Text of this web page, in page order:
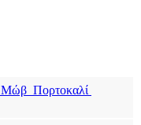
Μώβ Πορτοκαλί